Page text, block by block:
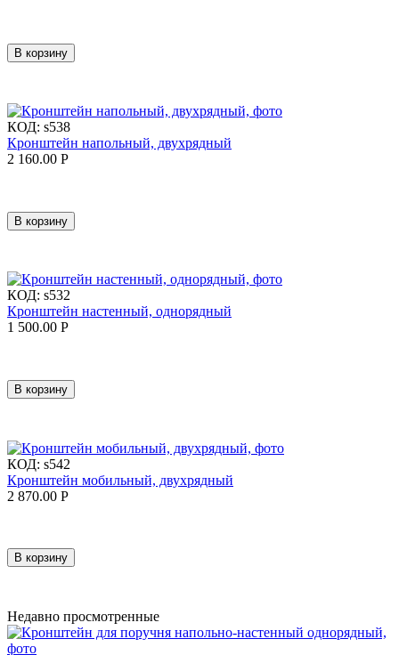
В корзину
КОД: s538
Кронштейн напольный, двухрядный
2 160.00 Р
В корзину
КОД: s532
Кронштейн наcтенный, однорядный
1 500.00 Р
В корзину
КОД: s542
Кронштейн мобильный, двухрядный
2 870.00 Р
В корзину
Недавно просмотренные